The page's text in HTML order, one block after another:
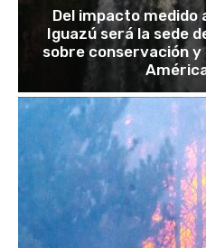
Del impacto medido
Iguazú será la sede
sobre conservación